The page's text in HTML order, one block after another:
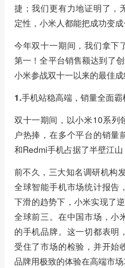
捷；我们更有力地证明了，
定性，小米人都能把成功变成
今年双十一期间，我们拿下
第一！全平台销售额达到了
小米参战双十一以来的最佳成
1.手机站稳高端，销量全面霸
双十一期间，以小米10系列
户热捧，在多个平台的销量
和Redmi手机占据了半壁江山
前不久，三大知名调研机构
全球智能手机市场统计报告
下滑的趋势下，小米实现了
全球前三。在中国市场，小
的手机品牌。这一切都表明
受住了市场的检验，并开始
品牌用极致的体验在高端市